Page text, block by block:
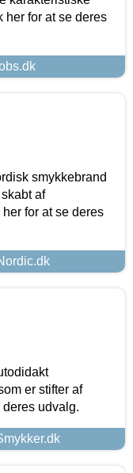
her for at se deres
smykkebrand
af
for at se deres
er stifter af
udvalg.